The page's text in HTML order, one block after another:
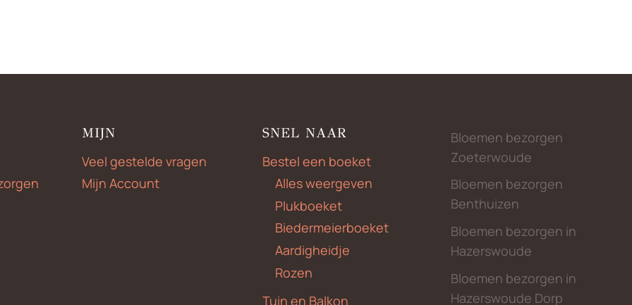
MIJN
Veel gestelde vragen
Mijn Account
SNEL NAAR
Bestel een boeket
Alles weergeven
Plukboeket
Biedermeierboeket
Aardigheidje
Rozen
Tuin en Balkon
Bloemen bezorgen
Zoeterwoude
Bloemen bezorgen
Benthuizen
Bloemen bezorgen in
Hazerswoude
Bloemen bezorgen in
Hazerswoude Dorp